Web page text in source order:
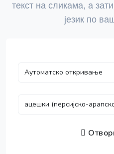
текст на сликама, а
језик по